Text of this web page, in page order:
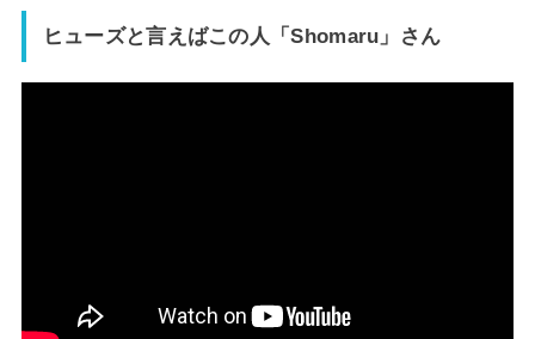
ヒューズと言えばこの人「Shomaru」さん